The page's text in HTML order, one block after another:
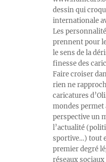
dessin qui
internationale
Les
prennent pour
le sens de la
finesse des
Faire croiser
rien ne
caricatures
mondes permet
perspective un
l’actualité
sportive…) tout
premier degré
réseaux